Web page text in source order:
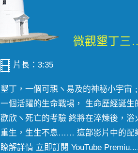
微觀墾
片長：3:35
墾丁，一個可親ヽ易及的神秘小宇宙﹔
一個活躍的生命戰場， 生命歷經誕生
歡欣ヽ死亡的考驗 終將在淬煉後，浴
重生，生生不息…… 這部影片中的配
瞭解詳情 立即訂閱 YouTube